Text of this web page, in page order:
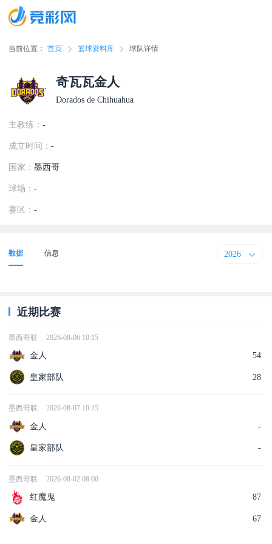
当前位置： 首页 篮球资料库 球队详情
奇瓦瓦金人
Dorados de Chihuahua
主教练：-
成立时间：-
国家：墨西哥
球场：-
赛区：-
数据 信息 2026
近期比赛
墨西哥联 2026-08-06 10:15
金人 54
皇家部队 28
墨西哥联 2026-08-07 10:15
金人 -
皇家部队 -
墨西哥联 2026-08-02 08:00
红魔鬼 87
金人 67